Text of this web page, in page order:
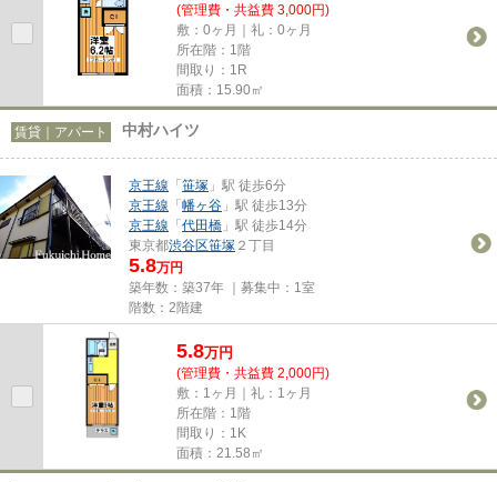
(管理費・共益費 3,000円)
敷：0ヶ月｜礼：0ヶ月
所在階：1階
間取り：1R
面積：15.90㎡
賃貸｜アパート 中村ハイツ
京王線 「笹塚 」駅 徒歩6分
京王線 「幡ヶ谷 」駅 徒歩13分
京王線 「代田橋 」駅 徒歩14分
東京都渋谷区笹塚 ２丁目
5.8万円
築年数：築37年 ｜募集中： 1室
階数：2階建
5.8万円
(管理費・共益費 2,000円)
敷：1ヶ月｜礼：1ヶ月
所在階：1階
間取り：1K
面積：21.58㎡